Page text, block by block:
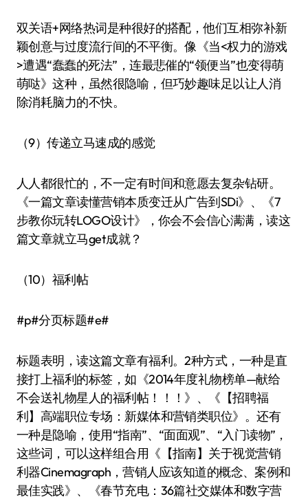
双关语+网络热词是种很好的搭配，他们互相弥补新
颖创意与过度流行间的不平衡。像《当<权力的游戏
>遭遇“蠢蠢的死法”，连最悲催的“领便当”也变得萌
萌哒》这种，虽然很隐喻，但巧妙趣味足以让人消
除消耗脑力的不快。
（9）传递立马速成的感觉
人人都很忙的，不一定有时间和意愿去复杂钻研。
《一篇文章读懂营销本质变迁从广告到SDi》、《7
步教你玩转LOGO设计》，你会不会信心满满，读这
篇文章就立马get成就？
（10）福利帖
#p#分页标题#e#
标题表明，读这篇文章有福利。2种方式，一种是直
接打上福利的标签，如《2014年度礼物榜单—献给
不会送礼物星人的福利帖！！！》、《【招聘福
利】高端职位专场：新媒体和营销类职位》。还有
一种是隐喻，使用“指南”、“面面观”、“入门读物”，
这些词，可以这样组合用《【指南】关于视觉营销
利器Cinemagraph，营销人应该知道的概念、案例和
最佳实践》、《春节充电：36篇社交媒体和数字营